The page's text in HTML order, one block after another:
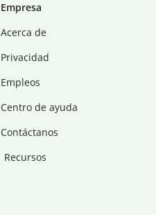
Empresa
Acerca de
Privacidad
Empleos
Centro de ayuda
Contáctanos
Recursos